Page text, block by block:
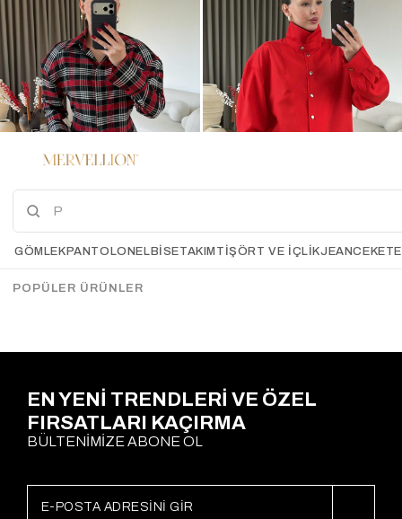
Gömlek RENKLİ
$16.43
$30.15
Botwing Çıtçıtlı Gömlek
KIRMIZI
EN YENİ TRENDLERİ VE ÖZEL
FIRSATLARI KAÇIRMA
BÜLTENİMİZE ABONE OL
GÖMLEKPANTOLONELBİSETAKIM TIŞÖRT VE İÇLIKJEANCEKET
POPÜLER ÜRÜNLER